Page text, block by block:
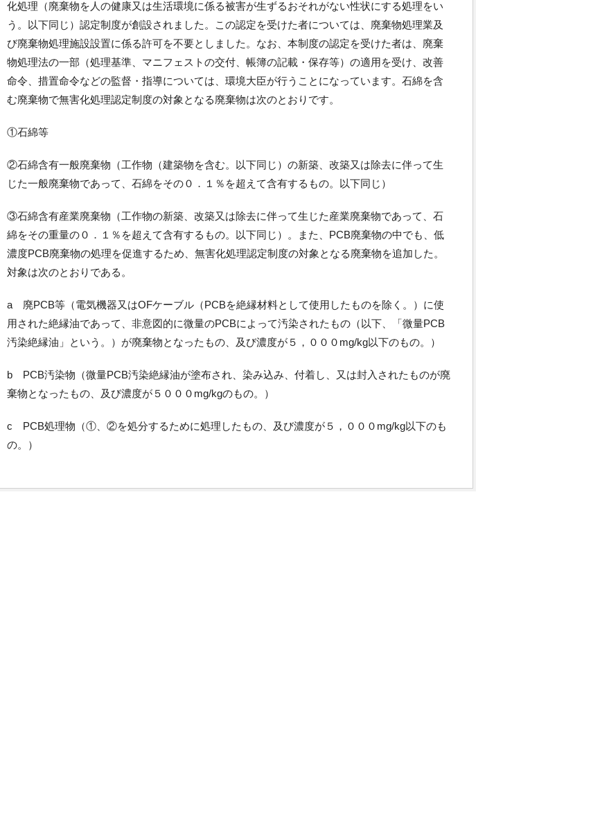
化処理（廃棄物を人の健康又は生活環境に係る被害が生ずるおそれがない性状にする処理をい
う。以下同じ）認定制度が創設されました。この認定を受けた者については、廃棄物処理業及
び廃棄物処理施設設置に係る許可を不要としました。なお、本制度の認定を受けた者は、廃棄
物処理法の一部（処理基準、マニフェストの交付、帳簿の記載・保存等）の適用を受け、改善
命令、措置命令などの監督・指導については、環境大臣が行うことになっています。石綿を含
む廃棄物で無害化処理認定制度の対象となる廃棄物は次のとおりです。
①石綿等
②石綿含有一般廃棄物（工作物（建築物を含む。以下同じ）の新築、改築又は除去に伴って生
じた一般廃棄物であって、石綿をその０．１％を超えて含有するもの。以下同じ）
③石綿含有産業廃棄物（工作物の新築、改築又は除去に伴って生じた産業廃棄物であって、石
綿をその重量の０．１％を超えて含有するもの。以下同じ）。また、PCB廃棄物の中でも、低
濃度PCB廃棄物の処理を促進するため、無害化処理認定制度の対象となる廃棄物を追加した。
対象は次のとおりである。
a 廃PCB等（電気機器又はOFケーブル（PCBを絶縁材料として使用したものを除く。）に使
用された絶縁油であって、非意図的に微量のPCBによって汚染されたもの（以下、「微量PCB
汚染絶縁油」という。）が廃棄物となったもの、及び濃度が５，０００mg/kg以下のもの。）
b PCB汚染物（微量PCB汚染絶縁油が塗布され、染み込み、付着し、又は封入されたものが廃
棄物となったもの、及び濃度が５０００mg/kgのもの。）
c PCB処理物（①、②を処分するために処理したもの、及び濃度が５，０００mg/kg以下のも
の。）